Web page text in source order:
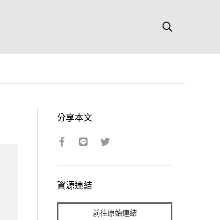
分享本文
資源連結
前往原始連結